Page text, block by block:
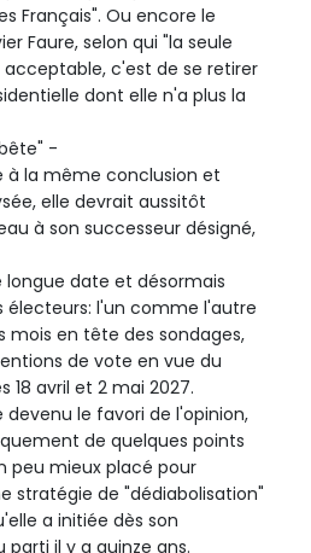
Français". Ou encore le
Faure, selon qui "la seule
c'est de se retirer
dont elle n'a plus la
-
à la même conclusion et
elle devrait aussitôt
à son successeur désigné,
longue date et désormais
électeurs: l'un comme l'autre
mois en tête des sondages,
de vote en vue du
18 avril et 2 mai 2027.
le favori de l'opinion,
de quelques points
peu mieux placé pour
stratégie de "dédiabolisation"
a initiée dès son
il y a quinze ans.